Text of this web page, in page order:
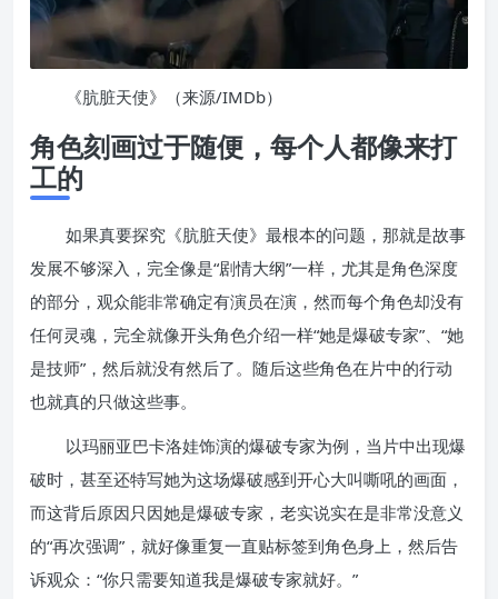
《肮脏天使》（来源/IMDb）
角色刻画过于随便，每个人都像来打
工的
如果真要探究《肮脏天使》最根本的问题，那就是故事
发展不够深入，完全像是“剧情大纲”一样，尤其是角色深度
的部分，观众能非常确定有演员在演，然而每个角色却没有
任何灵魂，完全就像开头角色介绍一样“她是爆破专家”、“她
是技师”，然后就没有然后了。随后这些角色在片中的行动
也就真的只做这些事。
以玛丽亚巴卡洛娃饰演的爆破专家为例，当片中出现爆
破时，甚至还特写她为这场爆破感到开心大叫嘶吼的画面，
而这背后原因只因她是爆破专家，老实说实在是非常没意义
的“再次强调”，就好像重复一直贴标签到角色身上，然后告
诉观众：“你只需要知道我是爆破专家就好。”